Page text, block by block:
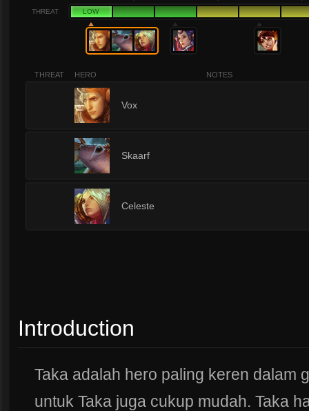
THREAT LOW
THREAT HERO NOTES
Vox
Skaarf
Celeste
Introduction
Taka adalah hero paling keren dalam
untuk Taka juga cukup mudah. Taka